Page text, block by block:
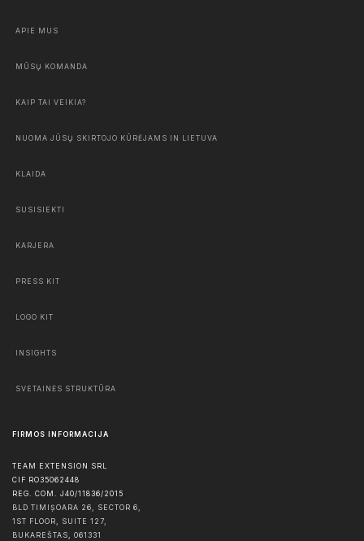
APIE MUS
MŪSŲ KOMANDA
KAIP TAI VEIKIA?
NUOMA JŪSŲ SKIRTOJO KŪRĖJAMS IN LIETUVA
KLAIDA
SUSISIEKTI
KARJERA
PRESS KIT
LOGO KIT
INSIGHTS
SVETAINĖS STRUKTŪRA
FIRMOS INFORMACIJA
TEAM EXTENSION SRL
CIF RO35062448
REG. COM. J40/11836/2015
BLD TIMIȘOARA 26, SECTOR 6,
1ST FLOOR, SUITE 127,
BUKAREŠTAS, 061331